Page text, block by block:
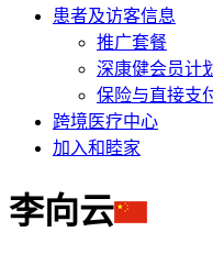
患者及访客信息
推广套餐
深康健会员计
保险与直接支
跨境医疗中心
加入和睦家
李向云